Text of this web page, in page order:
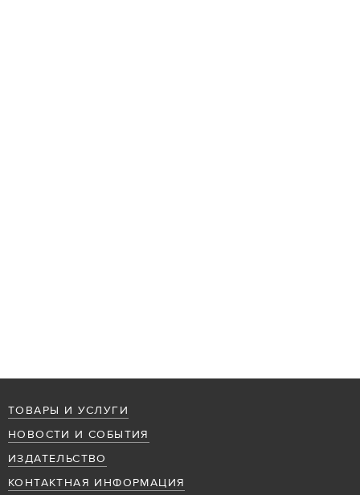
ТОВАРЫ И УСЛУГИ
НОВОСТИ И СОБЫТИЯ
ИЗДАТЕЛЬСТВО
КОНТАКТНАЯ ИНФОРМАЦИЯ